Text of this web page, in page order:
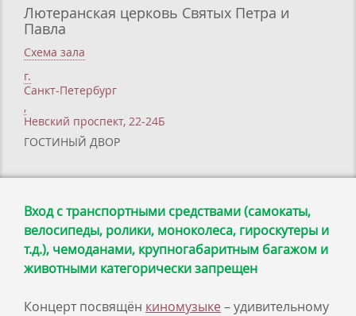
Лютеранская церковь Святых Петра и
Павла
Схема зала
г.
Санкт-Петербург
,
Невский проспект, 22-24Б
ГОСТИНЫЙ ДВОР
Вход с транспортными средствами (самокаты,
велосипеды, ролики, моноколеса, гироскутеры и
т.д.), чемоданами, крупногабаритным багажом и
животными категорически запрещен
Концерт посвящён киномузыке – удивительному